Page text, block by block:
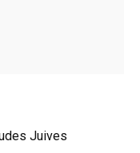
Juives